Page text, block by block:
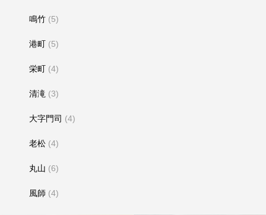
鳴竹 (5)
港町 (5)
栄町 (4)
清滝 (3)
大字門司 (4)
老松 (4)
丸山 (6)
風師 (4)